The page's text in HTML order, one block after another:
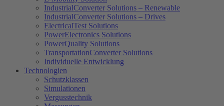
IndustrialConverter Solutions – Renewable
IndustrialConverter Solutions – Drives
ElectricalTest Solutions
PowerElectronics Solutions
PowerQuality Solutions
TransportationConverter Solutions
Individuelle Entwicklung
Technologien
Schutzklassen
Simulationen
Vergusstechnik